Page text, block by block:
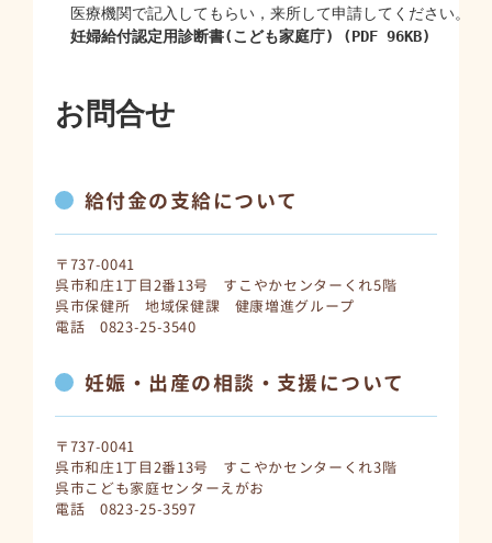
医療機関で記入してもらい，来所して申請してください。
妊婦給付認定用診断書(こども家庭庁) (PDF 96KB)
お問合せ
給付金の支給について
〒737-0041
呉市和庄1丁目2番13号 すこやかセンターくれ5階
呉市保健所 地域保健課 健康増進グループ
電話 0823-25-3540
妊娠・出産の相談・支援について
〒737-0041
呉市和庄1丁目2番13号 すこやかセンターくれ3階
呉市こども家庭センターえがお
電話 0823-25-3597